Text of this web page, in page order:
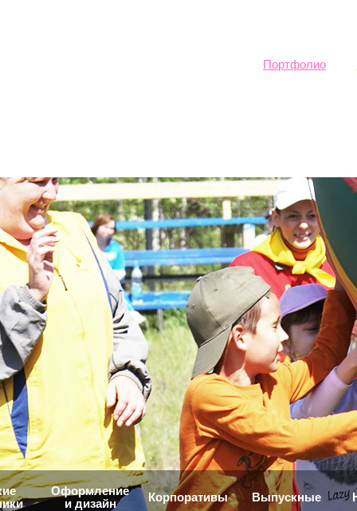
Портфолио
Оформление
и дизайн
Корпоративы Выпускные